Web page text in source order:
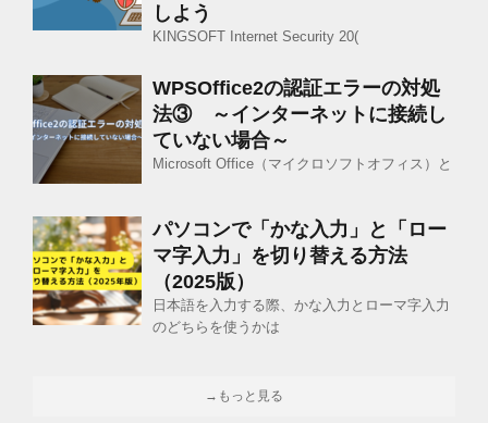
しよう
KINGSOFT Internet Security 20(
WPSOffice2の認証エラーの対処
法③ ～インターネットに接続し
ていない場合～
Microsoft Office（マイクロソフトオフィス）と
パソコンで「かな入力」と「ロー
マ字入力」を切り替える方法
（2025版）
日本語を入力する際、かな入力とローマ字入力
のどちらを使うかは
→もっと見る